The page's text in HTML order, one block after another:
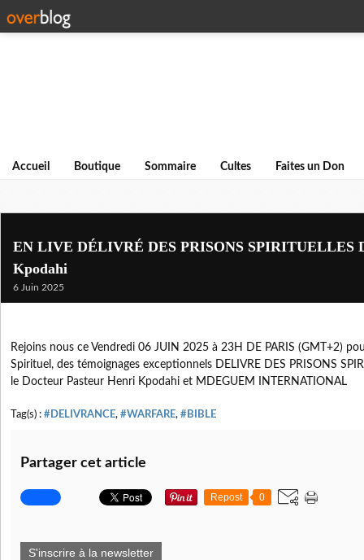
Accueil Boutique Sommaire Cultes Faites un Don
EN LIVE DÉLIVRÉ DES PRISONS SPIRITUELLES
Kpodahi
6 Juin 2025
Rejoins nous ce Vendredi 06 JUIN 2025 à 23H DE PARIS (GMT+2)
Spirituel, des témoignages exceptionnels DELIVRE DES PRISONS
le Docteur Pasteur Henri Kpodahi et MDEGUEM INTERNATIONAL
Tag(s) : #DELIVRANCE, #WARFARE, #BIBLE
Partager cet article
Repost 0
S'inscrire à la newsletter